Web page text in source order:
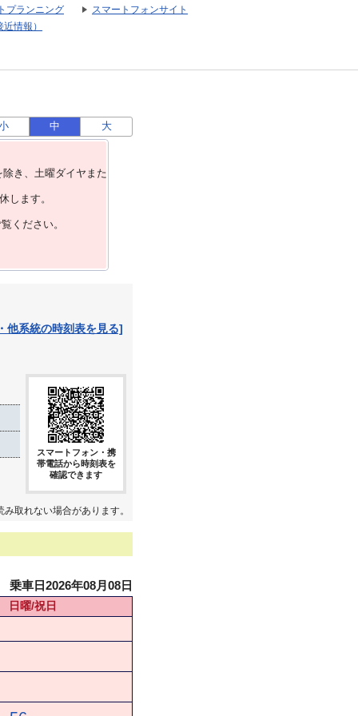
プランニング
スマートフォンサイト
情報）
中 大
き、⼟曜ダイヤまた
します。
ください。
他系統の時刻表を見る]
スマートフォン・携
帯電話から時刻表を
確認できます
取れない場合があります。
乗車日2026年08月08日
日曜/祝日